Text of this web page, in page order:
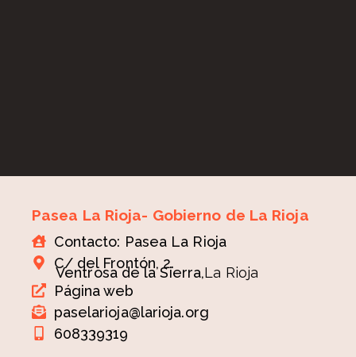
Pasea La Rioja- Gobierno de La Rioja
Contacto: Pasea La Rioja
C/ del Frontón, 2.
Ventrosa de la Sierra,La Rioja
Página web
paselarioja@larioja.org
608339319